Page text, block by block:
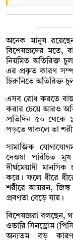
অনেক মানুষ
বিশেষজ্ঞদের মতে,
নিয়মিত অতিরিক্ত
এর প্রকৃত কারণ
চিরুনিতে অতিরিক্ত
এসব রোধ করতে
করার চেয়ে আরও
প্রতিদিন ৫০ থেকে
পড়তে থাকলে তা
সামাজিক
দেওয়া পরিচিত
দীর্ঘমেয়াদী
করে। ফলে ধীরে
শরীরে আয়রন,
প্রবণতা বেড়ে যায়।
বিশেষজ্ঞরা বলছেন,
ওভারি সিনড্রোম
অন্যতম বড় কারণ।